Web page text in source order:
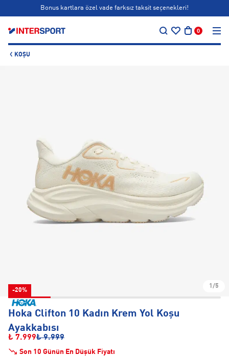
Bonus kartlara özel vade farksız taksit seçenekleri!
0
KOŞU
-20%
1/5
Hoka Clifton 10 Kadın Krem Yol Koşu
Ayakkabısı
₺ 7.999₺ 9.999
Son 10 Günün En Düşük Fiyatı